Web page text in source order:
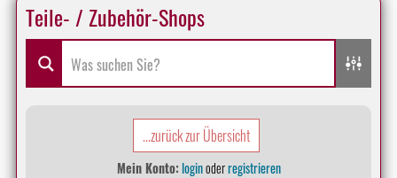
Teile- / Zubehör-Shops
...zurück zur Übersicht
Mein Konto:loginoderregistrieren